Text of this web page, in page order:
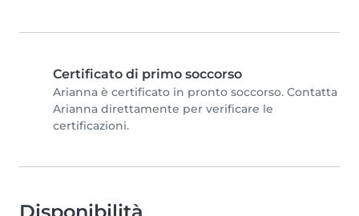
Certificato di primo soccorso
Arianna è certificato in pronto soccorso. Contatta
Arianna direttamente per verificare le
certificazioni.